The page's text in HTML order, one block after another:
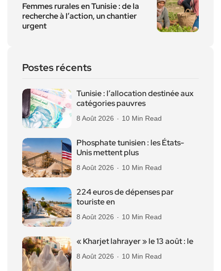
Femmes rurales en Tunisie : de la
recherche à l’action, un chantier
urgent
Postes récents
Tunisie : l’allocation destinée aux
catégories pauvres
8 Août 2026 10 Min Read
Phosphate tunisien : les États-
Unis mettent plus
8 Août 2026 10 Min Read
224 euros de dépenses par
touriste en
8 Août 2026 10 Min Read
« Kharjet lahrayer » le 13 août : le
8 Août 2026 10 Min Read